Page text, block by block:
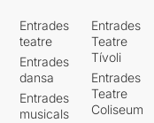
Entrades
teatre
Entrades
dansa
Entrades
musicals
Entrades
Teatre
Tívoli
Entrades
Teatre
Coliseum